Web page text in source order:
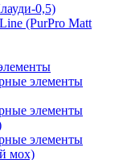
0,5)
(PurPro Matt
элементы
элементы
элементы
мох)